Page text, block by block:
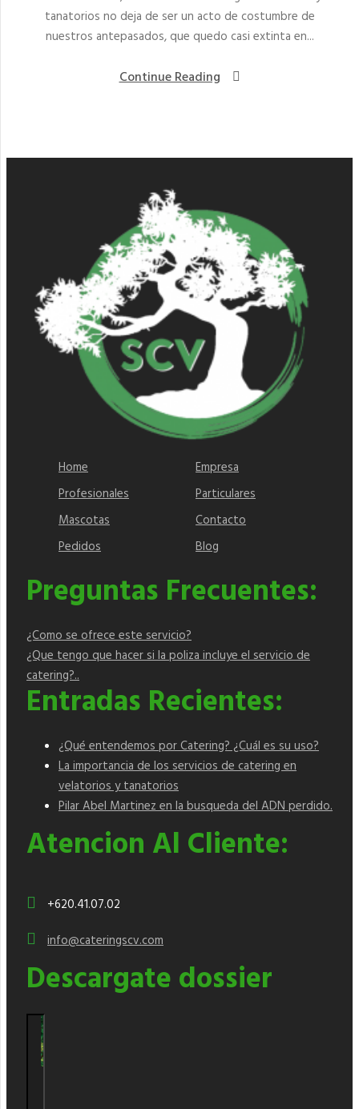
tanatorios no deja de ser un acto de costumbre de
nuestros antepasados, que quedo casi extinta en...
Continue Reading
Home
Empresa
Profesionales
Particulares
Mascotas
Contacto
Pedidos
Blog
Preguntas Frecuentes:
¿Como se ofrece este servicio?
¿Que tengo que hacer si la poliza incluye el servicio de
catering?..
Entradas Recientes:
¿Qué entendemos por Catering? ¿Cuál es su uso?
La importancia de los servicios de catering en
velatorios y tanatorios
Pilar Abel Martinez en la busqueda del ADN perdido.
Atencion Al Cliente:
+620.41.07.02
info@cateringscv.com
Descargate dossier